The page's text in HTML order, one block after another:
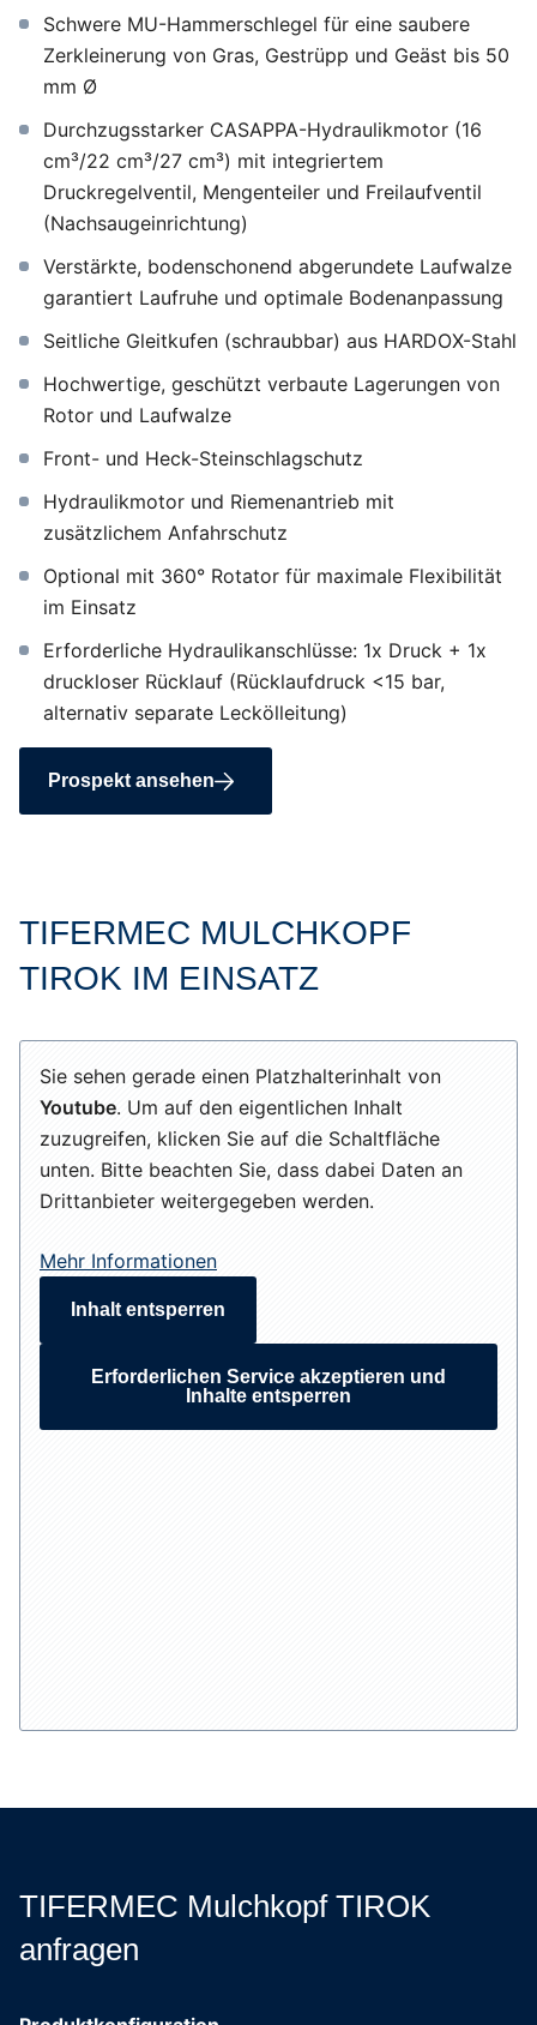
Schwere MU-Hammerschlegel für eine saubere
Zerkleinerung von Gras, Gestrüpp und Geäst bis 50
mm Ø
Durchzugsstarker CASAPPA-Hydraulikmotor (16
cm³/22 cm³/27 cm³) mit integriertem
Druckregelventil, Mengenteiler und Freilaufventil
(Nachsaugeinrichtung)
Verstärkte, bodenschonend abgerundete Laufwalze
garantiert Laufruhe und optimale Bodenanpassung
Seitliche Gleitkufen (schraubbar) aus HARDOX-Stahl
Hochwertige, geschützt verbaute Lagerungen von
Rotor und Laufwalze
Front- und Heck-Steinschlagschutz
Hydraulikmotor und Riemenantrieb mit
zusätzlichem Anfahrschutz
Optional mit 360° Rotator für maximale Flexibilität
im Einsatz
Erforderliche Hydraulikanschlüsse: 1x Druck + 1x
druckloser Rücklauf (Rücklaufdruck <15 bar,
alternativ separate Leckölleitung)
Prospekt ansehen
TIFERMEC MULCHKOPF
TIROK IM EINSATZ
Sie sehen gerade einen Platzhalterinhalt von
Youtube. Um auf den eigentlichen Inhalt
zuzugreifen, klicken Sie auf die Schaltfläche
unten. Bitte beachten Sie, dass dabei Daten an
Drittanbieter weitergegeben werden.
Mehr Informationen
Inhalt entsperren
Erforderlichen Service akzeptieren und
Inhalte entsperren
TIFERMEC Mulchkopf TIROK
anfragen